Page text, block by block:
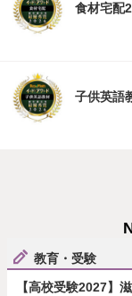
食材宅配
子供英語
教育・受験
【高校受験2027】